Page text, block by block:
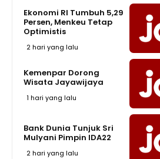
Ekonomi RI Tumbuh 5,29
Persen, Menkeu Tetap
Optimistis
2 hari yang lalu
Kemenpar Dorong
Wisata Jayawijaya
1 hari yang lalu
Bank Dunia Tunjuk Sri
Mulyani Pimpin IDA22
2 hari yang lalu